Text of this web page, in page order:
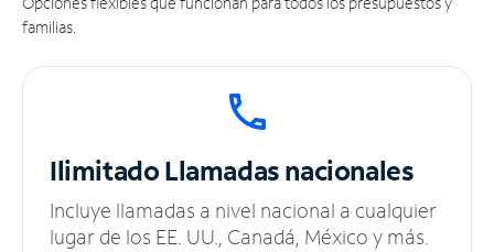
familias.
IlimitadoLlamadas nacionales
Incluye llamadas a nivel nacional a cualquier
lugar de los EE. UU., Canadá, México y más.